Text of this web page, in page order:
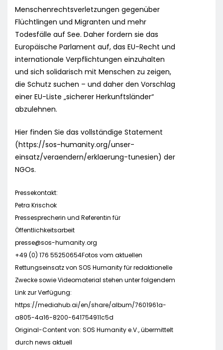
Menschenrechtsverletzungen gegenüber
Flüchtlingen und Migranten und mehr
Todesfälle auf See. Daher fordern sie das
Europäische Parlament auf, das EU-Recht und
internationale Verpflichtungen einzuhalten
und sich solidarisch mit Menschen zu zeigen,
die Schutz suchen – und daher den Vorschlag
einer EU-Liste „sicherer Herkunftsländer“
abzulehnen.
Hier finden Sie das vollständige Statement
(https://sos-humanity.org/unser-
einsatz/veraendern/erklaerung-tunesien) der
NGOs.
Pressekontakt:
Petra Krischok
Pressesprecherin und Referentin für
Öffentlichkeitsarbeit
presse@sos-humanity.org
+49 (0) 176 55250654Fotos vom aktuellen
Rettungseinsatz von SOS Humanity für redaktionelle
Zwecke sowie Videomaterial stehen unter folgendem
Link zur Verfügung:
https://mediahub.ai/en/share/album/7601961a-
a805-4a16-8200-641754911c5d
Original-Content von: SOS Humanity e.V., übermittelt
durch news aktuell